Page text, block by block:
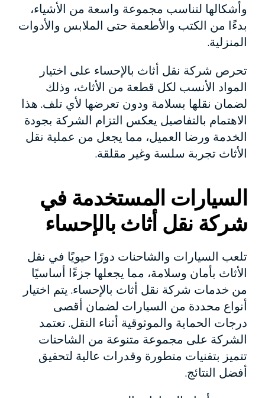
وأشكالها لتناسب مجموعة واسعة من الأشياء،
بدءًا من الكتب والأطعمة حتى الملابس والأدوات
المنزلية.
تحرص شركة نقل أثاث بالإحساء على اختيار
المواد الأنسب لكل قطعة من الأثاث، وذلك
لضمان نقلها بسلامة ودون تعرضها لأي تلف. هذا
الاهتمام بالتفاصيل يعكس التزام الشركة بجودة
الخدمة ورضا العميل، مما يجعل من عملية نقل
الأثاث تجربة سلسة وغير مقلقة.
السيارات المستخدمة في
شركة نقل أثاث بالإحساء
تلعب السيارات والشاحنات دورًا حيويًا في نقل
الأثاث بأمان وسلامة، مما يجعلها جزءًا أساسيًا
من خدمات شركة نقل أثاث بالإحساء. يتم اختيار
أنواع محددة من السيارات لضمان أقصى
درجات الحماية والموثوقية أثناء النقل. تعتمد
الشركة على مجموعة متنوعة من الشاحنات
تتميز بتقنيات متطورة وقدرات عالية لتحقيق
أفضل النتائج.